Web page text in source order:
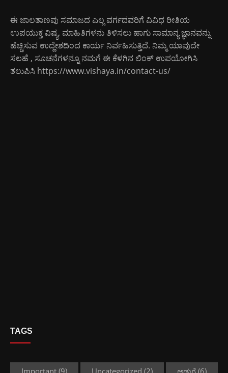
ಈ ಜಾಲತಾಣವು ಸಮಾಜದ ಎಲ್ಲ ವರ್ಗದವರಿಗೆ ವಿವಿಧ ರೀತಿಯ
ಉಪಯುಕ್ತ ವಿಷ್ಯ, ಮಾಹಿತಿಗಳನು ತಿಳಿಸಲು ಹಾಗು ಸಾಮಾನ್ಯ ಜ್ಞಾನವನ್ನು
ಹೆಚ್ಚಿಸುವ ಉದ್ದೇಶದಿಂದ ಕಾರ್ಯ ನಿರ್ವಹಿಸುತ್ತಿದೆ. ನಿಮ್ಮ ಯಾವುದೇ
ಸಲಹೆ , ಸೂಚನೆಗಳನ್ನೂ ನಮಗೆ ಈ ಕೆಳಗಿನ ಲಿಂಕ್ ಉಪಯೋಗಿಸಿ
ತಲುಪಿಸಿ https://www.vishaya.in/contact-us/
TAGS
Important (9) Uncategorized (2) ಅಡುಗೆ (6)